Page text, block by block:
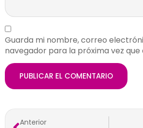
Guarda mi nombre, correo
navegador para la próxima vez
Anterior